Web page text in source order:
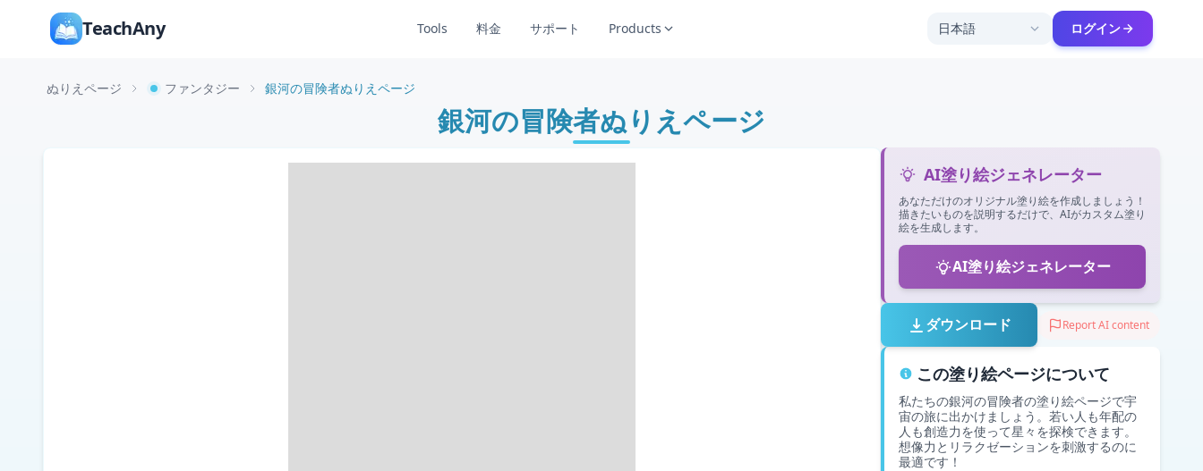
TeachAny Tools 料金 サポート Products 日本語 ログイン
ぬりえページ ファンタジー 銀河の冒険者ぬりえページ
銀河の冒険者ぬりえページ
AI塗り絵ジェネレーター
あなただけのオリジナル塗り絵を作成しましょう！
描きたいものを説明するだけで、AIがカスタム塗り
絵を生成します。
AI塗り絵ジェネレーター
ダウンロード Report AI content
この塗り絵ページについて
私たちの銀河の冒険者の塗り絵ページで宇
宙の旅に出かけましょう。若い人も年配の
人も創造力を使って星々を探検できます。
想像力とリラクゼーションを刺激するのに
最適です！